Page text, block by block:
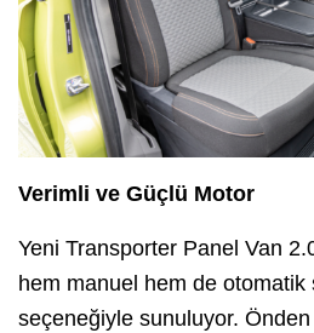
Verimli ve Güçlü Motor
Yeni Transporter Panel Van
hem manuel hem de otomatik
seçeneğiyle sunuluyor.